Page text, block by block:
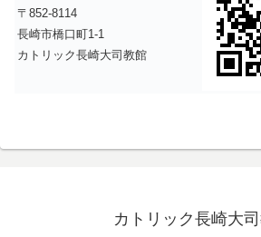
〒852-8114
長崎市橋口町1-1
カトリック長崎大司教館
カトリック長崎大